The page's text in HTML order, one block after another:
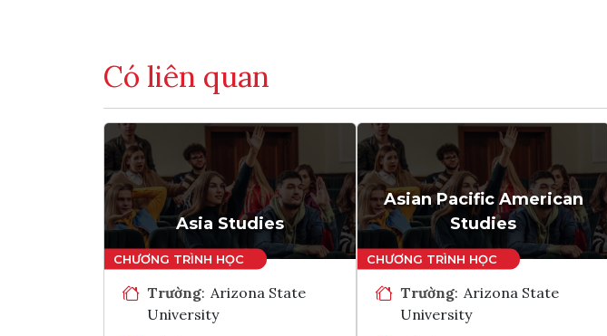
Có liên quan
Asia Studies
Trường: Arizona State
University
Asian Pacific American
Studies
Trường: Arizona State
University